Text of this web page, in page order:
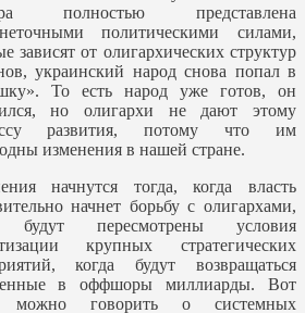
полностью представлена
политическими силами,
зависят от олигархических структур
украинский народ снова попал в
То есть народ уже готов, он
но олигархи не дают этому
развития, потому что им
изменения в нашей стране.
начнутся тогда, когда власть
начнет борьбу с олигархами,
будут пересмотрены условия
крупных стратегических
когда будут возвращаться
в оффшоры миллиарды. Вот
можно говорить о системных